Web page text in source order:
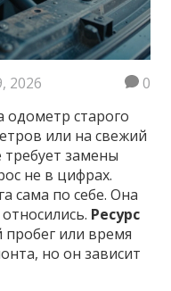
2026
0
одометр старого
или на свежий
замены
не в цифрах.
сама по себе. Она
Ресурс
или время
, но он зависит